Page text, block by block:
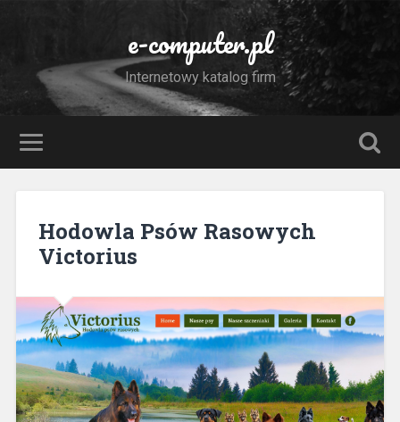
e-computer.pl
Internetowy katalog firm
Hodowla Psów Rasowych
Victorius